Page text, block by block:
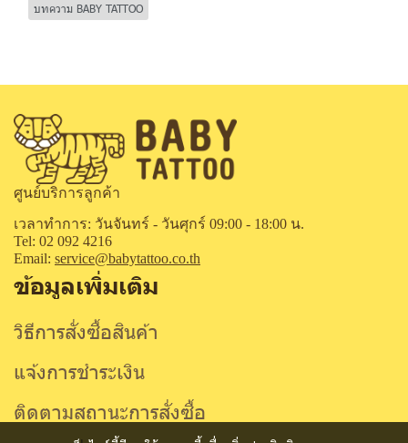
บทความ BABY TATTOO
ศูนย์บริการลูกค้า
เวลาทำการ: วันจันทร์ - วันศุกร์ 09:00 - 18:00 น.
Tel: 02 092 4216
Email: service@babytattoo.co.th
ข้อมูลเพิ่มเติม
วิธีการสั่งซื้อสินค้า
แจ้งการชำระเงิน
ติดตามสถานะการสั่งซื้อ